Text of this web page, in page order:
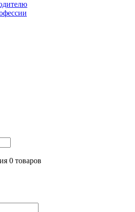
0 товаров